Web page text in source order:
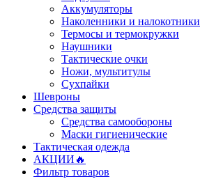
Аккумуляторы
Наколенники и налокотники
Термосы и термокружки
Наушники
Тактические очки
Ножи, мультитулы
Сухпайки
Шевроны
Средства защиты
Средства самообороны
Маски гигиенические
Тактическая одежда
АКЦИИ🔥
Фильтр товаров